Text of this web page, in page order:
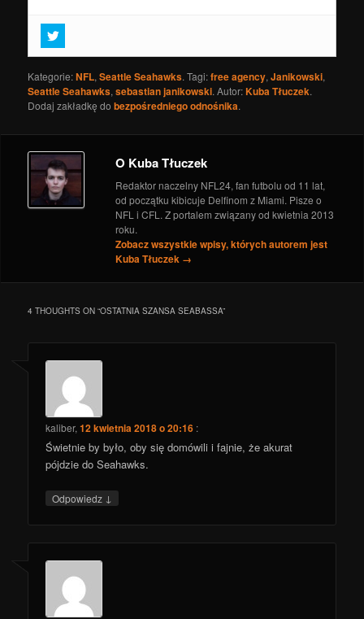
Cisi bohaterowie Super Bowl - 30 stycznia 2019
Zapowiedź Pro Bowl - 27 stycznia 2019
Zapowiedź TNF – Jaguars @ Titans - 6 grudnia 2018
Zapowiedź TNF – Dolphins @ Texans
Kategorie:NFL,Seattle Seahawks. Tagi:free agency,Janikowski,
Seattle Seahawks,sebastian janikowski. Autor:Kuba Tłuczek.
Dodaj zakładkę dobezpośredniego odnośnika.
O Kuba Tłuczek
Redaktor naczelny NFL24, fan futbolu od 11 lat,
od początku kibicuje Delfinom z Miami. Pisze o
NFL i CFL. Z portalem związany od kwietnia 2013
roku.
Zobacz wszystkie wpisy, których autorem jest
Kuba Tłuczek →
4 THOUGHTS ON “OSTATNIA SZANSA SEABASSA”
kaliber,12 kwietnia 2018 o 20:16 :
Świetnie by było, oby się domówili i fajnie, że akurat
pójdzie do Seahawks.
Odpowiedz ↓